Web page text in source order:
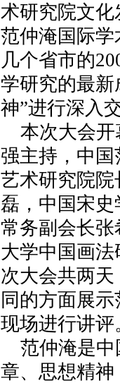
术研究院文
范仲淹国际
几个省市的
学研究的最新
神”进行深入
本次大会开
强主持，中
艺术研究院
磊，中国宋
常务副会长
大学中国画
次大会共两
同的方面展
现场进行讲评
范仲淹是中
章、思想精